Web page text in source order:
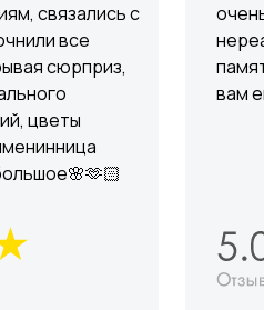
связались с
все
сюрприз,
цветы
вам